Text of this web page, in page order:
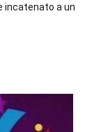
incatenato a un